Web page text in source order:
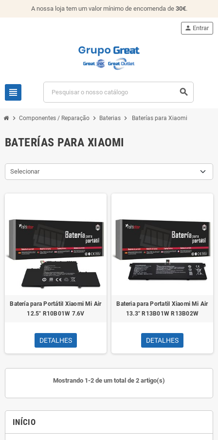
A nossa loja tem um valor mínimo de encomenda de 30€.
view_headline search
person Entrar
chevron_right Componentes / Reparação chevron_right Baterias chevron_right Baterías para Xiaomi
INÍCIO
BATERÍAS PARA XIAOMI
Selecionar
Batería para Portátil Xiaomi Mi Air
12.5" R10B01W 7.6V
DETALHES
Bateria para Portatil Xiaomi Mi Air
13.3" R13B01W R13B02W
DETALHES
Mostrando 1-2 de um total de 2 artigo(s)